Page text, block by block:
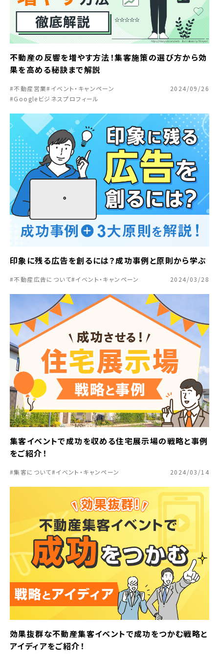
不動産の反響を増やす方法！集客施策の選び方から効
果を高める秘訣まで解説
#不動産営業#イベント・キャンペーン
#Googleビジネスプロフィール
2024/09/26
印象に残る広告を創るには？成功事例と原則から学ぶ
#不動産広告について#イベント・キャンペーン 2024/03/28
集客イベントで成功を収める住宅展示場の戦略と事例
をご紹介！
#集客について#イベント・キャンペーン 2024/03/14
効果抜群な不動産集客イベントで成功をつかむ戦略と
アイディアをご紹介！